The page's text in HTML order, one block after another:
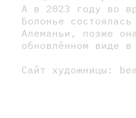
А в 2023 году во
Болонье
Алеманьи, позже
обновлённом виде
Сайт художницы: